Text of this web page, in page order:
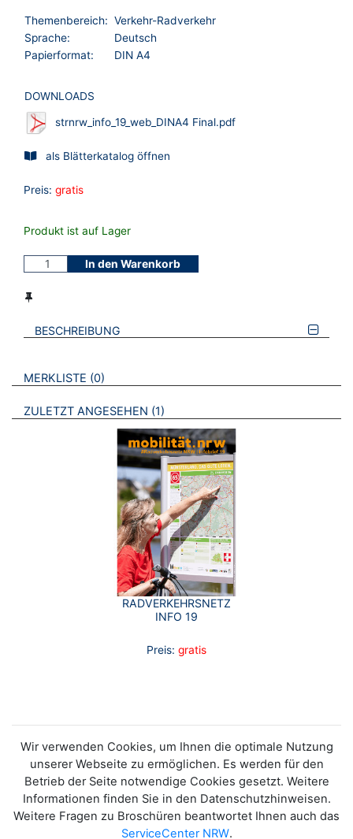
Themenbereich: Verkehr-Radverkehr
Sprache:
Deutsch
Papierformat:
DIN A4
DOWNLOADS
strnrw_info_19_web_DINA4 Final.pdf
als Blätterkatalog öffnen
Preis: gratis
Produkt ist auf Lager
In den Warenkorb
BESCHREIBUNG
VERWEISE AUF VERMERKTE- ODER ZULETZT ANGESEHENE
MERKLISTE 0 BROSCHÜREN
ZULETZT ANGESEHEN 1 BROSCHÜREN
RADVERKEHRSNETZ
INFO 19
Preis: gratis
Wir verwenden Cookies, um Ihnen die optimale Nutzung
unserer Webseite zu ermöglichen. Es werden für den
Betrieb der Seite notwendige Cookies gesetzt. Weitere
Informationen finden Sie in den Datenschutzhinweisen.
Weitere Fragen zu Broschüren beantwortet Ihnen auch das
ServiceCenter NRW.